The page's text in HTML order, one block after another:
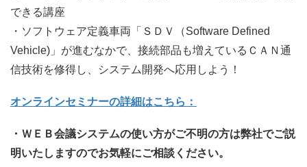
できる講座
・ソフトウェア定義車両「ＳＤＶ（Software Defined
Vehicle)」が進むなかで、接続部品も増えているＣＡＮ通
信技術を修得し、システム開発へ応用しよう！
オンラインセミナーの詳細はこちら：
・ＷＥＢ会議システムの使い方がご不明の方は弊社でご説
明いたしますのでお気軽にご相談ください。